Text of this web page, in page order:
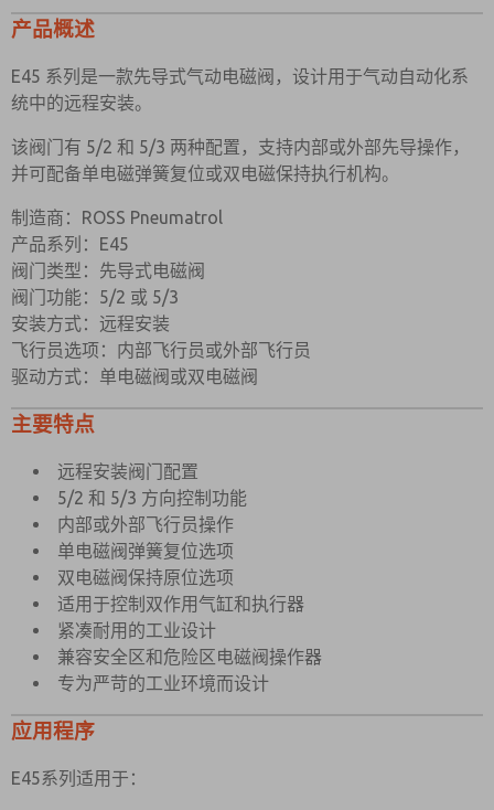
材料规格
主体和端盖
黑色阳极氧化铝（硬质合金）
喷射
黄铜
密封件
弹簧
音乐线
;
阀门规格
< tr>< td>+80°C
油口连接尺寸
工作压力内先导型< /td>
工作压力外部先导版本
最小外部先导压力
Cv 系数
流量（6 bar，1 bar 压降）
最高环境温度
产品概述
E45 系列是一款先导式气动电磁阀，设计用于气动自动化系
统中的远程安装。
该阀门有 5/2 和 5/3 两种配置，支持内部或外部先导操作，
并可配备单电磁弹簧复位或双电磁保持执行机构。
制造商：ROSS Pneumatrol
产品系列：E45
阀门类型：先导式电磁阀
阀门功能：5/2 或 5/3
安装方式：远程安装
飞行员选项：内部飞行员或外部飞行员
驱动方式：单电磁阀或双电磁阀
主要特点
远程安装阀门配置
5/2 和 5/3 方向控制功能
内部或外部飞行员操作
单电磁阀弹簧复位选项
双电磁阀保持原位选项
适用于控制双作用气缸和执行器
紧凑耐用的工业设计
兼容安全区和危险区电磁阀操作器
专为严苛的工业环境而设计
应用程序
E45系列适用于：
电子邮件
电话
*是的，我已阅读隐私政策，并同意我提供的数据将被
我的请求。通过提交联系表单，我同意进行处理。